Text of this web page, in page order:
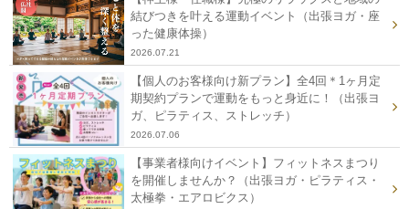
結びつきを叶える運動イベント（出張ヨガ・座
った健康体操）
2026.07.21
【個人のお客様向け新プラン】全4回＊1ヶ月定
期契約プランで運動をもっと身近に！（出張ヨ
ガ、ピラティス、ストレッチ）
2026.07.06
【事業者様向けイベント】フィットネスまつり
を開催しませんか？（出張ヨガ・ピラティス・
太極拳・エアロビクス）